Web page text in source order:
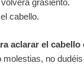
grasiento.
cabello.
aclarar el cabello
no